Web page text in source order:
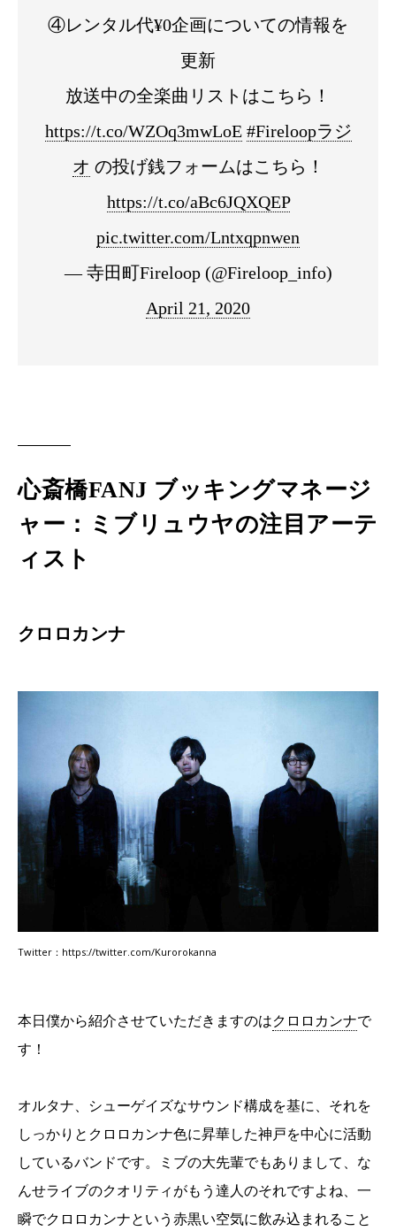
④レンタル代¥0企画についての情報を
更新
放送中の全楽曲リストはこちら！
https://t.co/WZOq3mwLoE #Fireloopラジ
オ の投げ銭フォームはこちら！
https://t.co/aBc6JQXQEP
pic.twitter.com/Lntxqpnwen
— 寺田町Fireloop (@Fireloop_info)
April 21, 2020
心斎橋FANJ ブッキングマネージ
ャー：ミブリュウヤの注目アーテ
ィスト
クロロカンナ
Twitter：https://twitter.com/Kurorokanna
本日僕から紹介させていただきますのはクロロカンナで
す！
オルタナ、シューゲイズなサウンド構成を基に、それを
しっかりとクロロカンナ色に昇華した神戸を中心に活動
しているバンドです。ミブの大先輩でもありまして、な
んせライブのクオリティがもう達人のそれですよね、一
瞬でクロロカンナという赤黒い空気に飲み込まれること